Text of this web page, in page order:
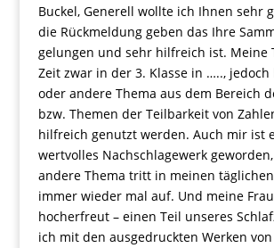
Buckel, Generell wollte ich Ihnen sehr
die Rückmeldung geben das Ihre
gelungen und sehr hilfreich ist. Meine
Zeit zwar in der 3. Klasse in ….., jedoch
oder andere Thema aus dem Bereich
bzw. Themen der Teilbarkeit von
hilfreich genutzt werden. Auch mir ist
wertvolles Nachschlagewerk
andere Thema tritt in meinen
immer wieder mal auf. Und meine
hocherfreut – einen Teil unseres
ich mit den ausgedruckten Werken